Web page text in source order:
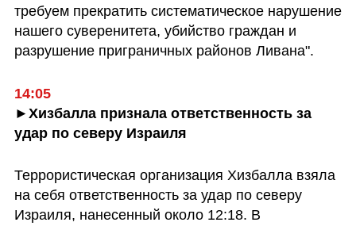
требуем прекратить систематическое нарушение
нашего суверенитета, убийство граждан и
разрушение приграничных районов Ливана".
14:05
►Хизбалла признала ответственность за
удар по северу Израиля
Террористическая организация Хизбалла взяла
на себя ответственность за удар по северу
Израиля, нанесенный около 12:18. В